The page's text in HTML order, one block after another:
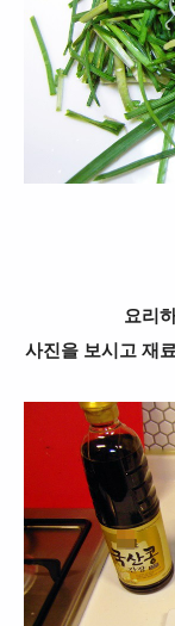
요리
사진을 보시고 재